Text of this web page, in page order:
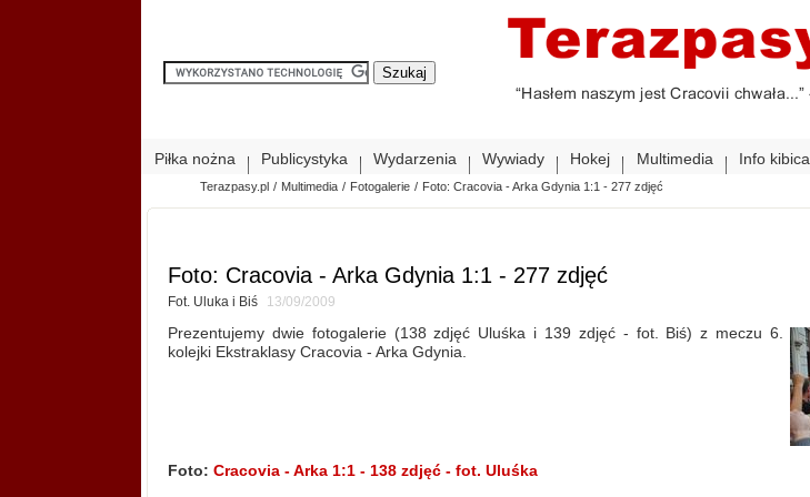
Piłka nożna Publicystyka Wydarzenia Wywiady Hokej Multimedia Info kibica
Terazpasy.pl / Multimedia / Fotogalerie / Foto: Cracovia - Arka Gdynia 1:1 - 277 zdjęć
Foto: Cracovia - Arka Gdynia 1:1 - 277 zdjęć
Fot. Uluka i Biś 13/09/2009
Prezentujemy dwie fotogalerie (138 zdjęć Uluśka i 139 zdjęć - fot. Biś) z meczu 6.
kolejki Ekstraklasy Cracovia - Arka Gdynia.
Foto: Cracovia - Arka 1:1 - 138 zdjęć - fot. Uluśka